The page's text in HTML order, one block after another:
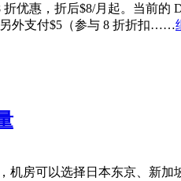
优惠，折后$8/月起。当前的
另外支付$5（参与 8 折折扣……
机房可以选择日本东京、新